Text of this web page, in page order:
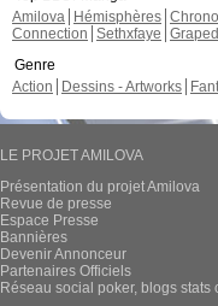
Amilova
Hémisphères
Connection Sethxfaye Graped
Genre
Action
Dessins - Artworks
LE PROJET AMILOVA
Présentation du projet Amilova
Revue de presse
Espace Presse
Bannières
Devenir Annonceur
Partenaires Officiels
Réseau social poker, blogs stats